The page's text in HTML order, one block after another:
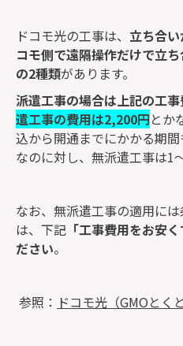
ドコモ光の工事は、 立ち合
コモ側で遠隔操作だけで立
の2種類があります。
派遣工事の場合は上記の工
遣工事の費用は2,200円とか
込から開通までにかかる期
なのに対し、無派遣工事は1
なお、無派遣工事の適用に
は、下記 「工事費用をお安
ださい。
参照： ドコモ光（GMOとく